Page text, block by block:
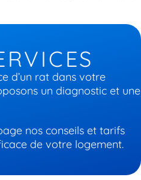
d’un rat dans votre
un diagnostic et une
nos conseils et tarifs
de votre logement.